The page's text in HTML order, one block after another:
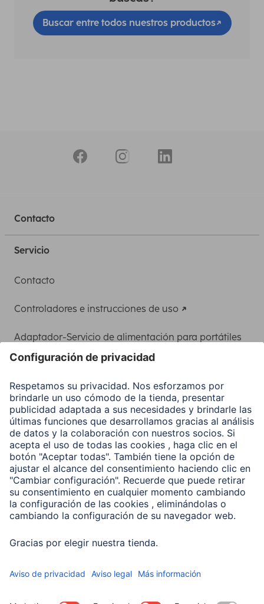
Buscar entre todos nuestros productos
Contacto
Servicio
Contacto
Controladores e instrucciones de uso
Adaptador-Servicio de alimentación para portátiles
Clientes online
Conviértete en distribuidor
Compañía
Historia de la empresa
Hama en todo el Mundo
Sostenibilidad
Business-Portal